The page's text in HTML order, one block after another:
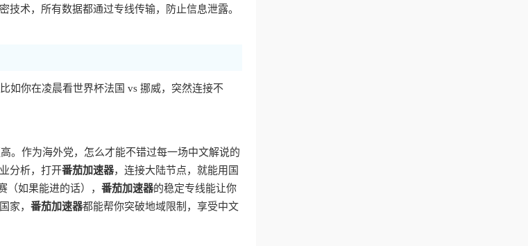
技术，所有数据都通过专线传输，防止信息泄露。
如你在凌晨看世界杯法国 vs 挪威，突然连接不
。作为海外党，怎么才能不错过每一场中文解说的
分析，打开番茄加速器，连接大陆节点，就能用国
如果能进的话）， 番茄加速器的稳定专线能让你
家， 番茄加速器都能帮你突破地域限制，享受中文